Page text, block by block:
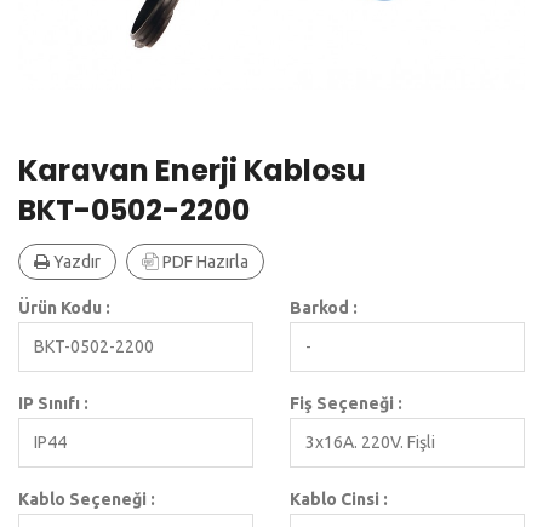
Karavan Enerji Kablosu
BKT-0502-2200
Yazdır PDF Hazırla
Ürün Kodu :
BKT-0502-2200
Barkod :
-
IP Sınıfı :
IP44
Fiş Seçeneği :
3x16A. 220V. Fişli
Kablo Seçeneği :
Kablo Cinsi :